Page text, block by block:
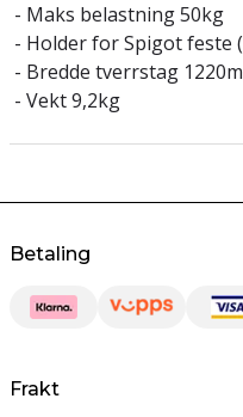
- Maks belastning 50kg
- Holder for Spigot feste
- Bredde tverrstag
- Vekt 9,2kg
Betaling
Frakt